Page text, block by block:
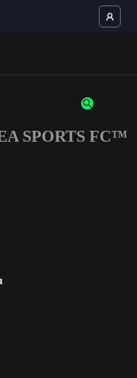
lub cyfry.
SPORTS FC™